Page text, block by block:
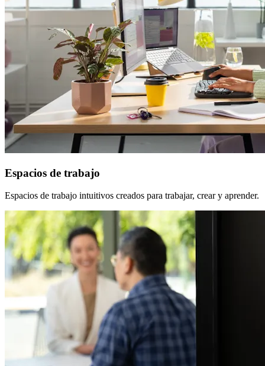
Espacios de trabajo
Espacios de trabajo intuitivos creados para trabajar, crear y aprender.